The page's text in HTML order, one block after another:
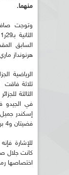
منهما.
وتوجت
هرنونداز ماري
الرياضية
الثالثة
فضيتان و4 برونزيات.
اختصاصها رمي